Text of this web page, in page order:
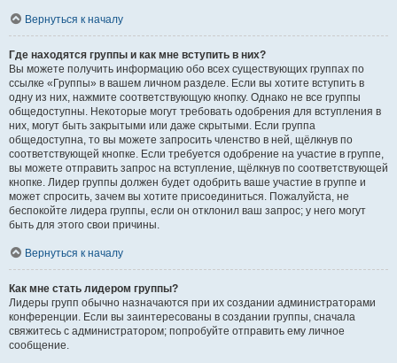
Вернуться к началу
Где находятся группы и как мне вступить в них?
Вы можете получить информацию обо всех существующих группах по
ссылке «Группы» в вашем личном разделе. Если вы хотите вступить в
одну из них, нажмите соответствующую кнопку. Однако не все группы
общедоступны. Некоторые могут требовать одобрения для вступления в
них, могут быть закрытыми или даже скрытыми. Если группа
общедоступна, то вы можете запросить членство в ней, щёлкнув по
соответствующей кнопке. Если требуется одобрение на участие в группе,
вы можете отправить запрос на вступление, щёлкнув по соответствующей
кнопке. Лидер группы должен будет одобрить ваше участие в группе и
может спросить, зачем вы хотите присоединиться. Пожалуйста, не
беспокойте лидера группы, если он отклонил ваш запрос; у него могут
быть для этого свои причины.
Вернуться к началу
Как мне стать лидером группы?
Лидеры групп обычно назначаются при их создании администраторами
конференции. Если вы заинтересованы в создании группы, сначала
свяжитесь с администратором; попробуйте отправить ему личное
сообщение.